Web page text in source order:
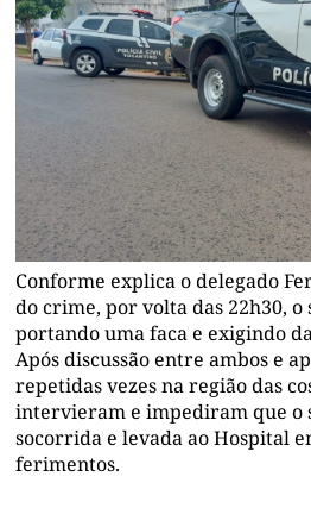
Conforme explica o delegado
do crime, por volta das 22h30, o
portando uma faca e exigindo
Após discussão entre ambos e
repetidas vezes na região das
intervieram e impediram que o
socorrida e levada ao Hospital
ferimentos.